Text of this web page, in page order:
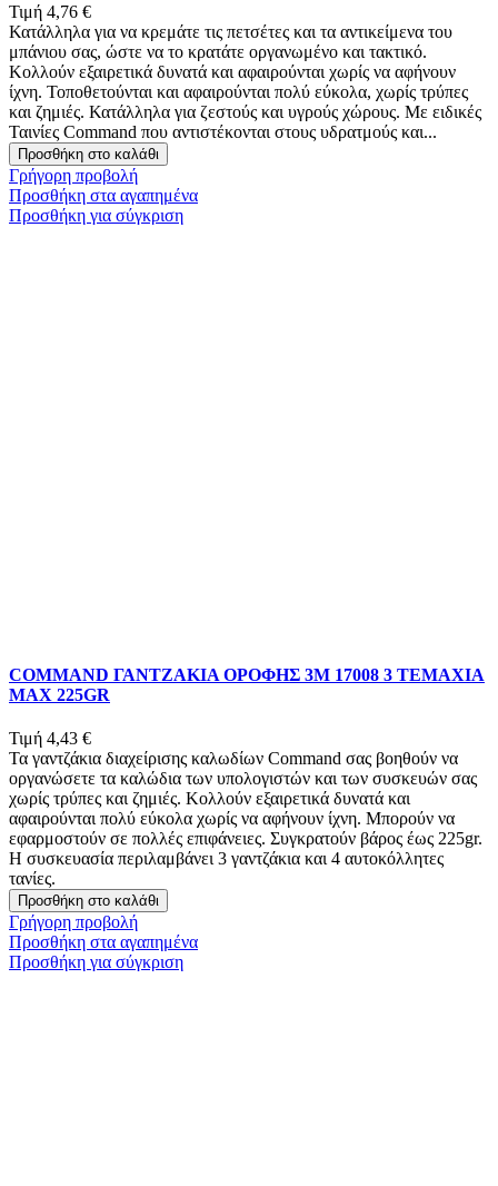
Τιμή 4,76 €
Κατάλληλα για να κρεμάτε τις πετσέτες και τα αντικείμενα του
μπάνιου σας, ώστε να το κρατάτε οργανωμένο και τακτικό.
Κολλούν εξαιρετικά δυνατά και αφαιρούνται χωρίς να αφήνουν
ίχνη. Τοποθετούνται και αφαιρούνται πολύ εύκολα, χωρίς τρύπες
και ζημιές. Κατάλληλα για ζεστούς και υγρούς χώρους. Με ειδικές
Ταινίες Command που αντιστέκονται στους υδρατμούς και...
Προσθήκη στο καλάθι
Γρήγορη προβολή
Προσθήκη στα αγαπημένα
Προσθήκη για σύγκριση
COMMAND ΓΑΝΤΖΑΚΙΑ ΟΡΟΦΗΣ 3Μ 17008 3 ΤΕΜΑΧΙΑ
MAX 225GR
Τιμή 4,43 €
Τα γαντζάκια διαχείρισης καλωδίων Command σας βοηθούν να
οργανώσετε τα καλώδια των υπολογιστών και των συσκευών σας
χωρίς τρύπες και ζημιές. Κολλούν εξαιρετικά δυνατά και
αφαιρούνται πολύ εύκολα χωρίς να αφήνουν ίχνη. Μπορούν να
εφαρμοστούν σε πολλές επιφάνειες. Συγκρατούν βάρος έως 225gr.
Η συσκευασία περιλαμβάνει 3 γαντζάκια και 4 αυτοκόλλητες
τανίες.
Προσθήκη στο καλάθι
Γρήγορη προβολή
Προσθήκη στα αγαπημένα
Προσθήκη για σύγκριση